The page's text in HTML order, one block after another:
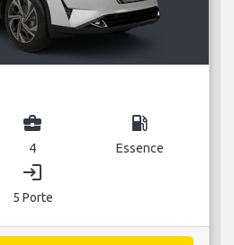
business_center
4
local_gas_station
Essence
login
5 Porte